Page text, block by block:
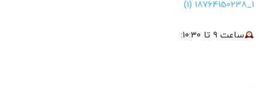
ساعت ۹ تا ۱۰:۳۰: